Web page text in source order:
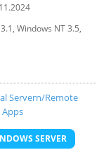
Windows NT 3.5,
Servern/Remote
SERVER